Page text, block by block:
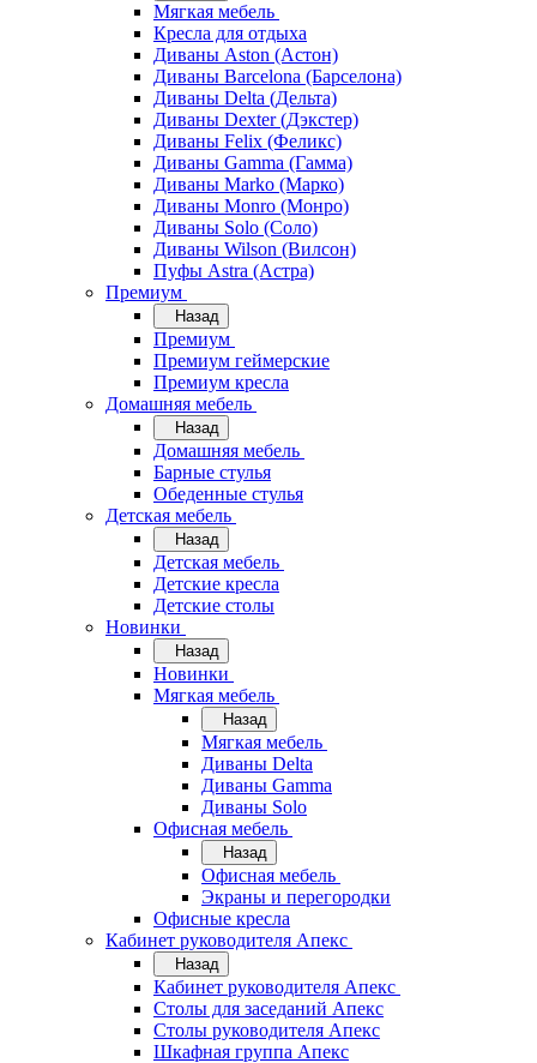
Мягкая мебель
Кресла для отдыха
Диваны Aston (Астон)
Диваны Barcelona (Барселона)
Диваны Delta (Дельта)
Диваны Dexter (Дэкстер)
Диваны Felix (Феликс)
Диваны Gamma (Гамма)
Диваны Marko (Марко)
Диваны Monro (Монро)
Диваны Solo (Соло)
Диваны Wilson (Вилсон)
Пуфы Astra (Астра)
Премиум
Назад
Премиум
Премиум геймерские
Премиум кресла
Домашняя мебель
Назад
Домашняя мебель
Барные стулья
Обеденные стулья
Детская мебель
Назад
Детская мебель
Детские кресла
Детские столы
Новинки
Назад
Новинки
Мягкая мебель
Назад
Мягкая мебель
Диваны Delta
Диваны Gamma
Диваны Solo
Офисная мебель
Назад
Офисная мебель
Экраны и перегородки
Офисные кресла
Кабинет руководителя Апекс
Назад
Кабинет руководителя Апекс
Столы для заседаний Апекс
Столы руководителя Апекс
Шкафная группа Апекс